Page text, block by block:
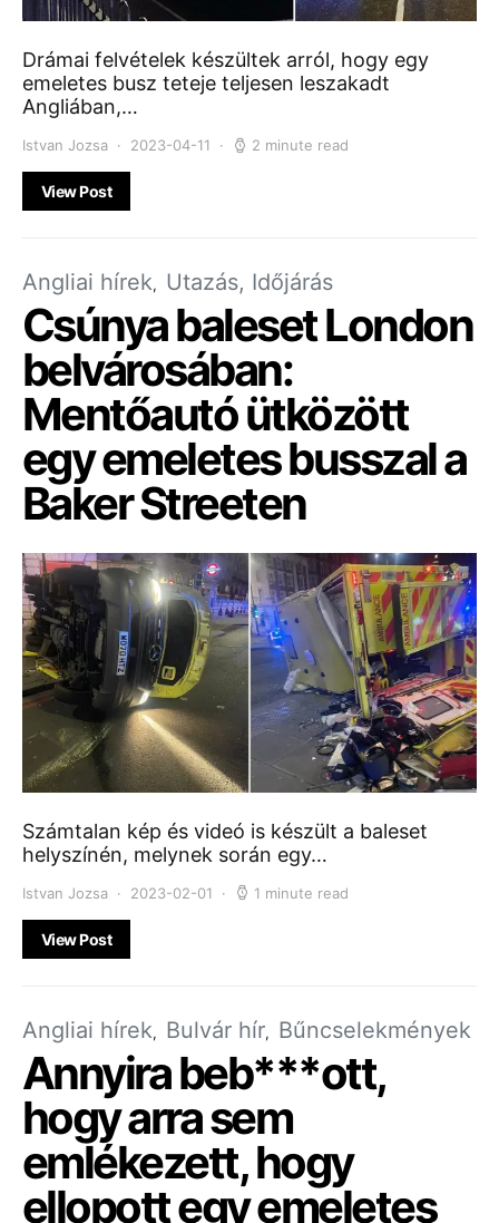
Drámai felvételek készültek arról, hogy egy
emeletes busz teteje teljesen leszakadt
Angliában,…
Istvan Jozsa 2023-04-11 2 minute read
View Post
Angliai hírek Utazás, Időjárás
Csúnya baleset London
belvárosában:
Mentőautó ütközött
egy emeletes busszal a
Baker Streeten
Számtalan kép és videó is készült a baleset
helyszínén, melynek során egy…
Istvan Jozsa 2023-02-01 1 minute read
View Post
Angliai hírek Bulvár hír Bűncselekmények
Annyira beb***ott,
hogy arra sem
emlékezett, hogy
ellopott egy emeletes